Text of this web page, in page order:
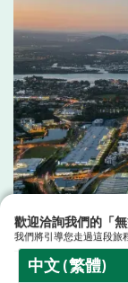
慶祝洛
歡迎洽詢我們的「
我們將引導您走過這段旅
中文 (繁體)